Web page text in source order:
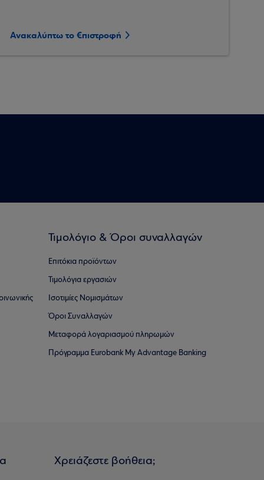
Ανακαλύπτω το €πιστροφή
Τιμολόγιο & Όροι συναλλαγών
Επιτόκια προϊόντων
Τιμολόγια εργασιών
Ισοτιμίες Νομισμάτων
Όροι Συναλλαγών
Μεταφορά λογαριασμού πληρωμών
Πρόγραμμα Eurobank My Advantage Banking
Χρειάζεστε βοήθεια;